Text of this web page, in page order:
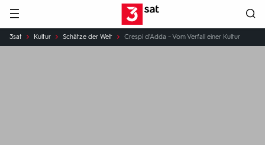
Hauptnavigation 3SAT
Sie
sind
3sat Kultur Schätze der Welt Crespi d'Adda – Vom Verfall einer Kultur